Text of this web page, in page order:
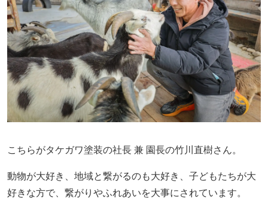
こちらがタケガワ塗装の社長 兼 園長の竹川直樹さん。
動物が大好き、地域と繋がるのも大好き、子どもたちが大
好きな方で、繋がりやふれあいを大事にされています。